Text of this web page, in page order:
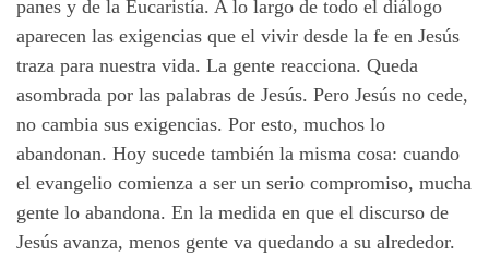
panes y de la Eucaristía. A lo largo de todo el diálogo
aparecen las exigencias que el vivir desde la fe en Jesús
traza para nuestra vida. La gente reacciona. Queda
asombrada por las palabras de Jesús. Pero Jesús no cede,
no cambia sus exigencias. Por esto, muchos lo
abandonan. Hoy sucede también la misma cosa: cuando
el evangelio comienza a ser un serio compromiso, mucha
gente lo abandona. En la medida en que el discurso de
Jesús avanza, menos gente va quedando a su alrededor.